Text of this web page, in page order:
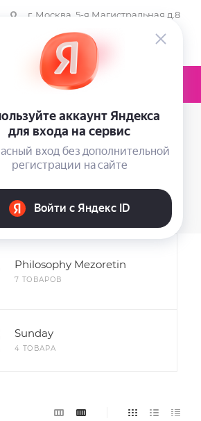
г. Москва, 5-я Магистральная д.8
КОМПАНИЯ
0
Philosophy Mezoretin
7 ТОВАРОВ
Sunday
4 ТОВАРА